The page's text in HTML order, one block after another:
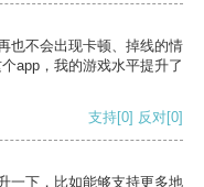
也不会出现卡顿、掉线的情
app，我的游戏水平提升了
支持[0] 反对[0]
一下，比如能够支持更多地